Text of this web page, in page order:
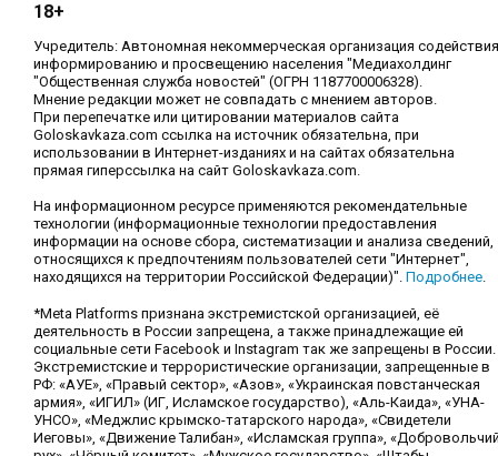
18+
Учредитель: Автономная некоммерческая организация содействия
информированию и просвещению населения "Медиахолдинг
"Общественная служба новостей" (ОГРН 1187700006328).
Мнение редакции может не совпадать с мнением авторов.
При перепечатке или цитировании материалов сайта
Goloskavkaza.com ссылка на источник обязательна, при
использовании в Интернет-изданиях и на сайтах обязательна
прямая гиперссылка на сайт Goloskavkaza.com.
На информационном ресурсе применяются рекомендательные
технологии (информационные технологии предоставления
информации на основе сбора, систематизации и анализа сведений,
относящихся к предпочтениям пользователей сети "Интернет",
находящихся на территории Российской Федерации)". Подробнее.
*Meta Platforms признана экстремистской организацией, её
деятельность в России запрещена, а также принадлежащие ей
социальные сети Facebook и Instagram так же запрещены в России.
Экстремистские и террористические организации, запрещенные в
РФ: «АУЕ», «Правый сектор», «Азов», «Украинская повстанческая
армия», «ИГИЛ» (ИГ, Исламское государство), «Аль-Каида», «УНА-
УНСО», «Меджлис крымско-татарского народа», «Свидетели
Иеговы», «Движение Талибан», «Исламская группа»,